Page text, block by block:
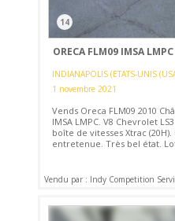
14
ORECA FLM09 IMSA
INDIANAPOLIS (ETATS-UNIS
1 novembre 2021
Vends Oreca FLM09 2010
IMSA LMPC. V8 Chevrolet
boîte de vitesses Xtrac
entretenue. Très bel état.
Vendu par : Indy Competition